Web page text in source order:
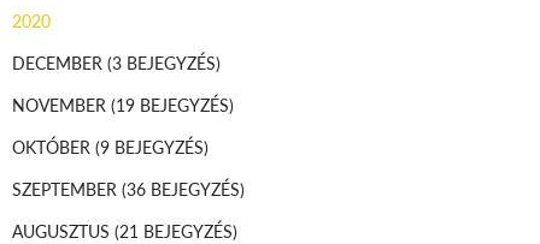
2020
DECEMBER (3 BEJEGYZÉS)
NOVEMBER (19 BEJEGYZÉS)
OKTÓBER (9 BEJEGYZÉS)
SZEPTEMBER (36 BEJEGYZÉS)
AUGUSZTUS (21 BEJEGYZÉS)